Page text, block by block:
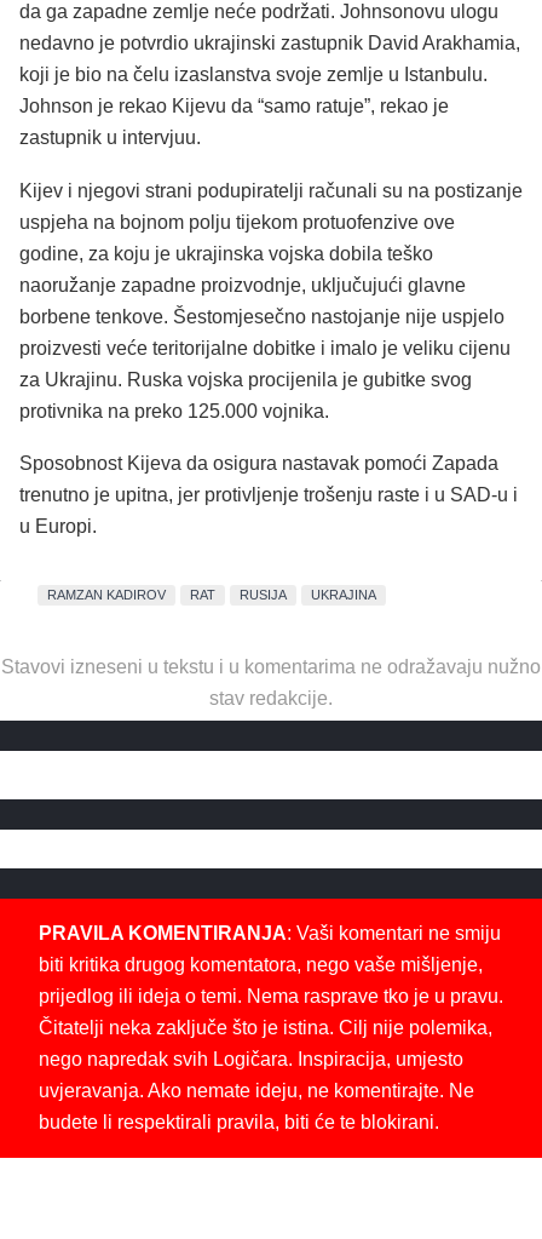
da ga zapadne zemlje neće podržati. Johnsonovu ulogu
nedavno je potvrdio ukrajinski zastupnik David Arakhamia,
koji je bio na čelu izaslanstva svoje zemlje u Istanbulu.
Johnson je rekao Kijevu da “samo ratuje”, rekao je
zastupnik u intervjuu.
Kijev i njegovi strani podupiratelji računali su na postizanje
uspjeha na bojnom polju tijekom protuofenzive ove
godine, za koju je ukrajinska vojska dobila teško
naoružanje zapadne proizvodnje, uključujući glavne
borbene tenkove. Šestomjesečno nastojanje nije uspjelo
proizvesti veće teritorijalne dobitke i imalo je veliku cijenu
za Ukrajinu. Ruska vojska procijenila je gubitke svog
protivnika na preko 125.000 vojnika.
Sposobnost Kijeva da osigura nastavak pomoći Zapada
trenutno je upitna, jer protivljenje trošenju raste i u SAD-u i
u Europi.
RAMZAN KADIROV RAT RUSIJA UKRAJINA
Stavovi izneseni u tekstu i u komentarima ne odražavaju nužno
stav redakcije.
PRAVILA KOMENTIRANJA: Vaši komentari ne smiju
biti kritika drugog komentatora, nego vaše mišljenje,
prijedlog ili ideja o temi. Nema rasprave tko je u pravu.
Čitatelji neka zaključe što je istina. Cilj nije polemika,
nego napredak svih Logičara. Inspiracija, umjesto
uvjeravanja. Ako nemate ideju, ne komentirajte. Ne
budete li respektirali pravila, biti će te blokirani.